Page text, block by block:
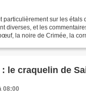
particulièrement sur les étals
diverses, et les
la noire de Crimée, la
le craquelin de
08:00